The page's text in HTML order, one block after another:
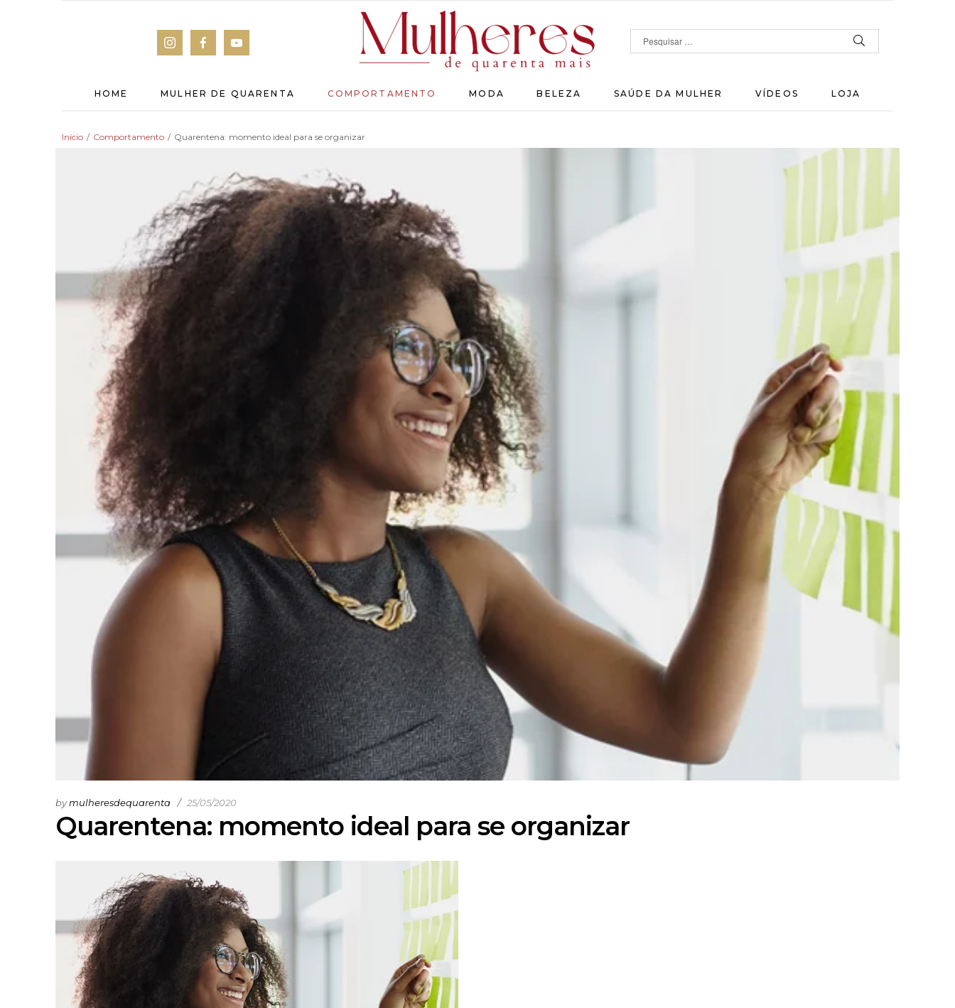
MULHERES
QUARENTA
mulheres
que
chegaram
HOME MULHER DE QUARENTA COMPORTAMENTO MODA BELEZA SAÚDE DA MULHER VÍDEOS LOJA
Início / Comportamento / Quarentena: momento ideal para se organizar
Quarentena: momento ideal para se organizar
bymulheresdequarenta 25/05/2020